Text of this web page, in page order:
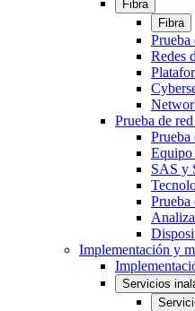
Fibra
Fibra
Prueba
Redes
Prueba de
Prueba
Equipo
SAS y
Implementación y
Servicios